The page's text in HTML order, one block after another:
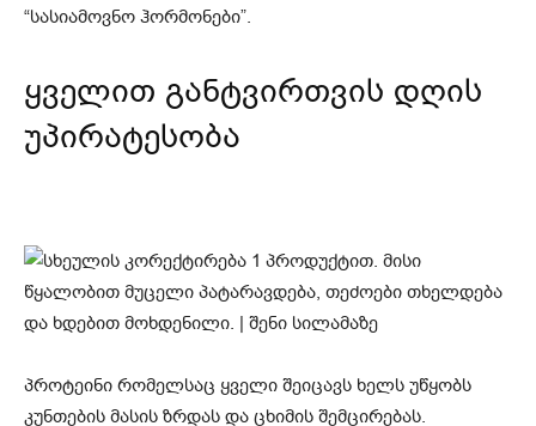
“სასიამოვნო ჰორმონები”.
ყველით განტვირთვის დღის
უპირატესობა
პროტეინი რომელსაც ყველი შეიცავს ხელს უწყობს
კუნთების მასის ზრდას და ცხიმის შემცირებას.